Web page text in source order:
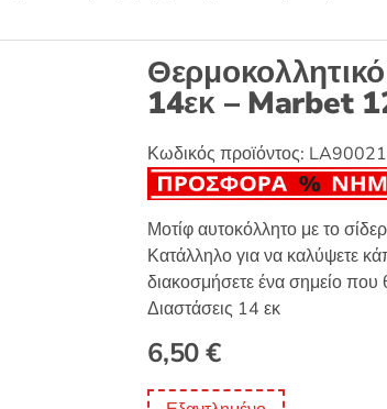
14εκ – Marbet
Κωδικός προϊόντος:
Μοτίφ αυτοκόλλητο με το
Κατάλληλο για να καλύψετε
διακοσμήσετε ένα σημείο που
Διαστάσεις 14 εκ
6,50€